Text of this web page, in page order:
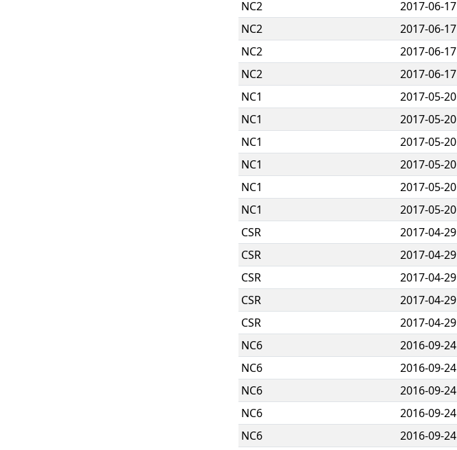
NC2
2017-06-17
NC2
2017-06-17
NC2
2017-06-17
NC2
2017-06-17
NC1
2017-05-20
NC1
2017-05-20
NC1
2017-05-20
NC1 2017-05-20
NC1
2017-05-20
NC1
2017-05-20
CSR
2017-04-29
CSR
2017-04-29
CSR
2017-04-29
CSR
2017-04-29
CSR
2017-04-29
NC6
2016-09-24
NC6
2016-09-24
NC6
2016-09-24
NC6
2016-09-24
NC6
2016-09-24